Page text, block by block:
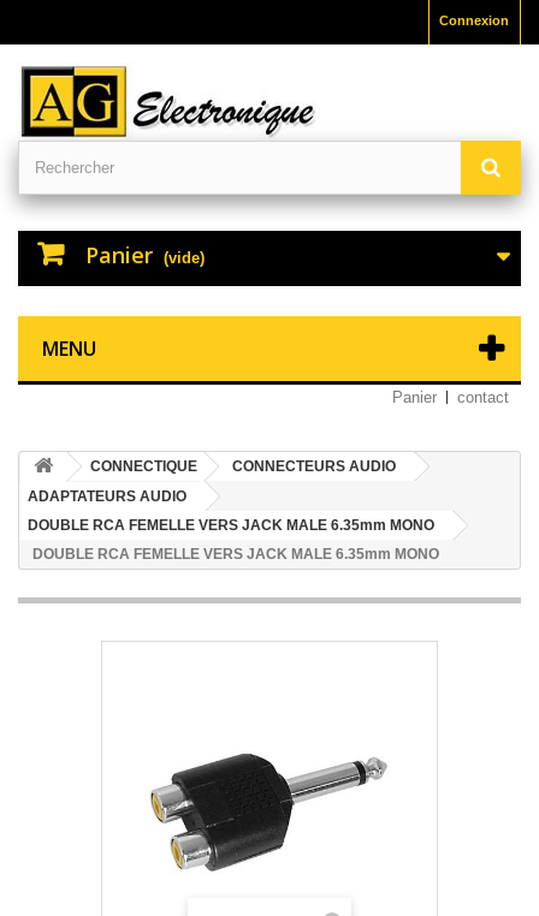
Connexion
Panier (vide)
MENU
Panier contact
CONNECTIQUE
CONNECTEURS AUDIO
ADAPTATEURS AUDIO
DOUBLE RCA FEMELLE VERS JACK MALE 6.35mm MONO
DOUBLE RCA FEMELLE VERS JACK MALE 6.35mm MONO